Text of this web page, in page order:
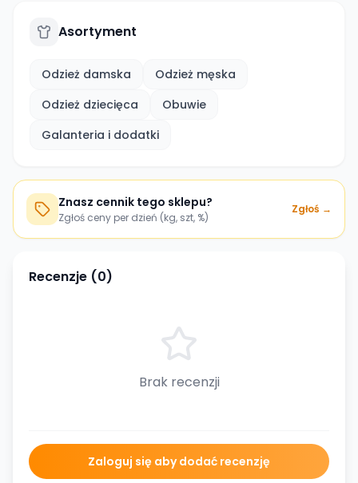
Asortyment
Odzież damska
Odzież męska
Odzież dziecięca
Obuwie
Galanteria i dodatki
Znasz cennik tego sklepu?
Zgłoś ceny per dzień (kg, szt, %)
Zgłoś →
Recenzje (0)
Brak recenzji
Zaloguj się aby dodać recenzję